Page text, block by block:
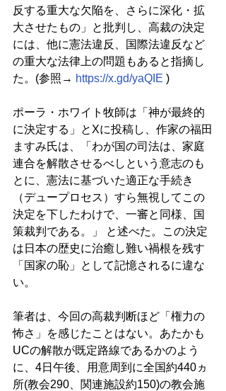
反する重大な欠陥を、さらに深化・拡
大させたもの」と批判し、高裁の決定
には、他に憲法違反、国際法違反など
の重大な法律上の問題もあると指摘し
た。(参照→ https://x.gd/yaQIE )
ポーラ・ホワイト牧師は「神が最終的
に決定する」とXに投稿し、作家の福田
ますみ氏は、「わが国の司法は、家庭
連合を解散させるべしという意志のも
とに、憲法に基づいた適正な手続き
（デュープロセス）すら無視してこの
決定を下したわけで、一審と同様、国
策裁判である。」 と述べた。この決定
は日本の歴史に治癒し難い禍根を残す
「国家の恥」として記憶されるに違な
い。
筆者は、今回の高裁判断ほど「権力の
怖さ」を感じたことはない。あたかも
UCの解散が既定路線であるかのよう
に、4日午後、用意周到に全国約440ヵ
所(教会290、関連施設約150)の教会施